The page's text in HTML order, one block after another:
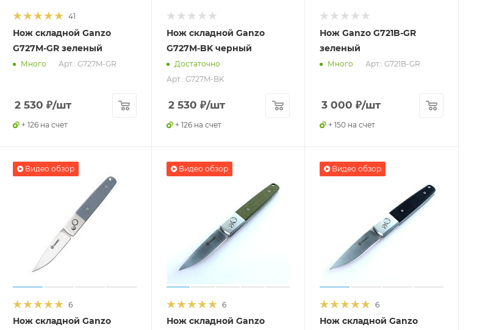
41
Нож складной Ganzo
G727M-GR зеленый
Много Арт.: G727M-GR
2 530 ₽/шт
+ 126 на счет
Нож складной Ganzo
G727M-BK черный
Достаточно
Арт.: G727M-BK
2 530 ₽/шт
+ 126 на счет
Нож Ganzo G721B-GR
зеленый
Много Арт.: G721B-GR
3 000 ₽/шт
+ 150 на счет
Видео обзор
6
Нож складной Ganzo
Видео обзор
6
Нож складной Ganzo
Видео обзор
6
Нож складной Ganzo